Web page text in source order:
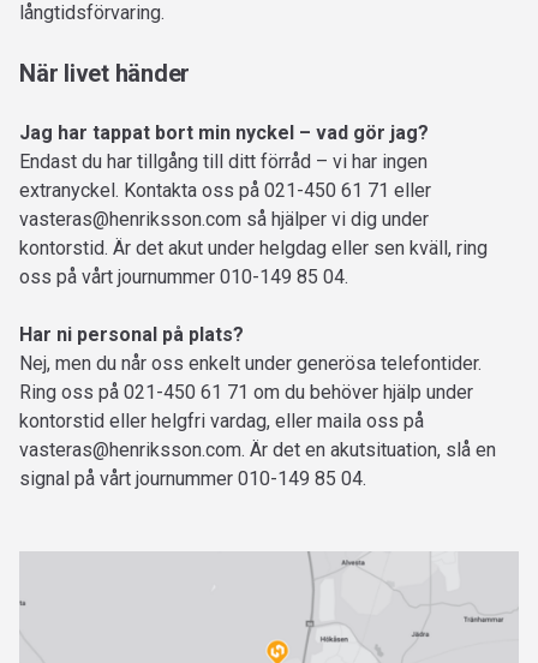
långtidsförvaring.
När livet händer
Jag har tappat bort min nyckel – vad gör jag?
Endast du har tillgång till ditt förråd – vi har ingen
extranyckel. Kontakta oss på 021-450 61 71 eller
vasteras@henriksson.com så hjälper vi dig under
kontorstid. Är det akut under helgdag eller sen kväll, ring
oss på vårt journummer 010-149 85 04.
Har ni personal på plats?
Nej, men du når oss enkelt under generösa telefontider.
Ring oss på 021-450 61 71 om du behöver hjälp under
kontorstid eller helgfri vardag, eller maila oss på
vasteras@henriksson.com. Är det en akutsituation, slå en
signal på vårt journummer 010-149 85 04.